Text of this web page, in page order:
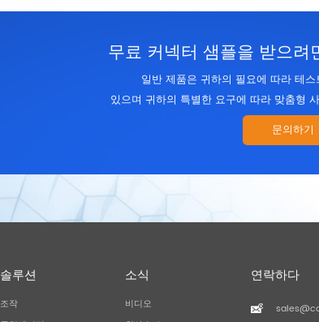
무료 커넥터 샘플을 받으려
일반 제품은 귀하의 필요에 따라 테
있으며 귀하의 특별한 요구에 따라 맞춤형
문의하기
솔루션
조작
소식
비디오
연락하다